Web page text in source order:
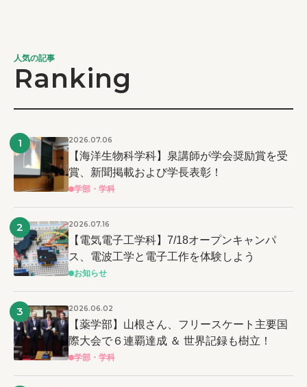
人気の記事
Ranking
1 2026.07.06
【海洋生物科学科】泉講師が学会奨励賞を受
賞、新聞掲載および学長表彰！
学部・学科
2 2026.07.16
【電気電子工学科】7/18オープンキャンパ
ス、電波工学と電子工作を体験しよう
お知らせ
3 2026.06.02
【薬学部】山根さん、フリースケート主要国
際大会で６連覇達成 ＆ 世界記録も樹立！
学部・学科